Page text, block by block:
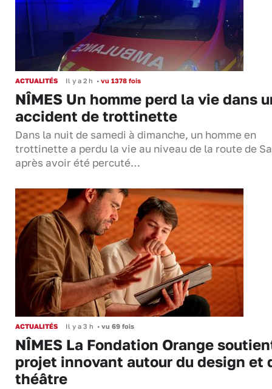
ACTUALITÉS Il y a 2 h • vu 1378 fois
NÎMES Un homme perd la vie dans
accident de trottinette
Dans la nuit de samedi à dimanche, un homme en
trottinette a perdu la vie au niveau de la route de
après avoir été percuté…
ACTUALITÉS Il y a 3 h • vu 69 fois
NÎMES La Fondation Orange
projet innovant autour du design et
théâtre